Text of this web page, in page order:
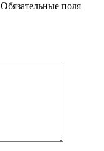
Обязательные поля